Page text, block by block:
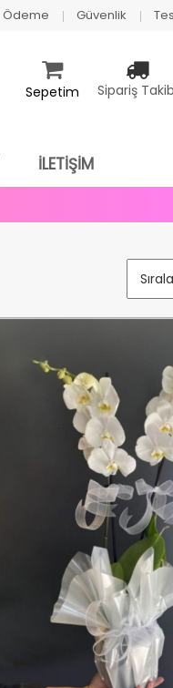
Ödeme Güvenlik
Sipariş
Sepetim
İLETİŞİM